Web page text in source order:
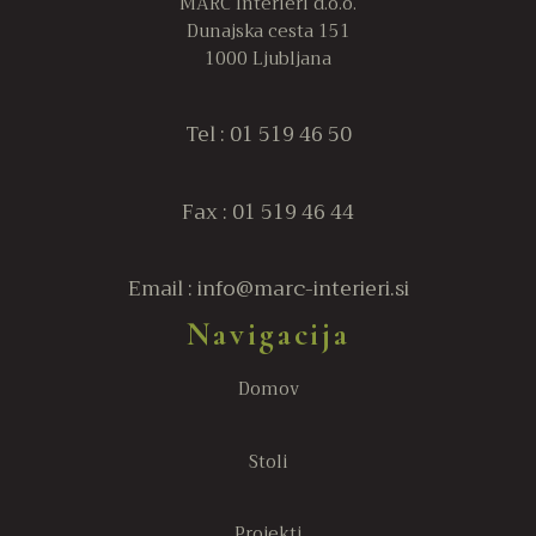
Dunajska cesta 151
1000 Ljubljana
Tel : 01 519 46 50
Fax : 01 519 46 44
Email : info@marc-interieri.si
Navigacija
Domov
Stoli